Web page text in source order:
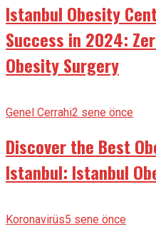
Istanbul Obesity
Success in 2024:
Obesity Surgery
Genel Cerrahi2 sene önce
Discover the Best
Istanbul: Istanbul
Koronavirüs5 sene önce